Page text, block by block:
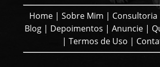
Home |Sobre Mim | Consultoria
Blog| Depoimentos | Anuncie|
| Termos de Uso |